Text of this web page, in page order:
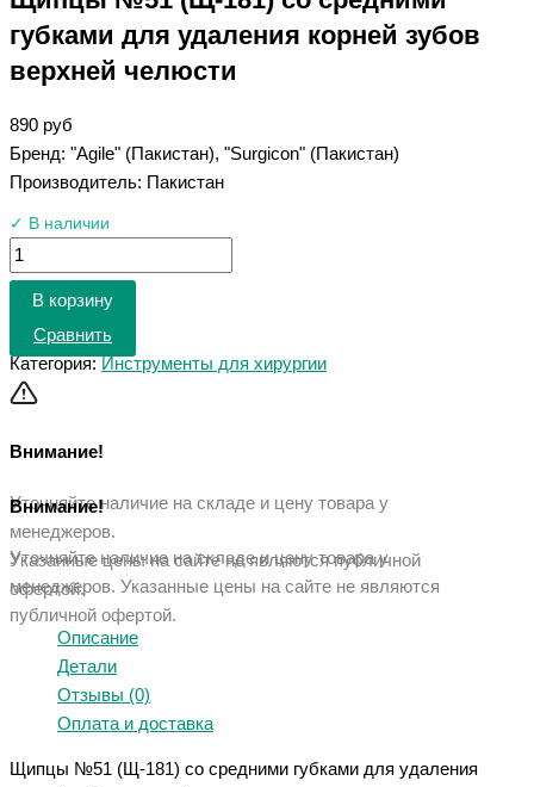
губками для удаления корней зубов
верхней челюсти
890 руб
Бренд: "Agile" (Пакистан), "Surgicon" (Пакистан)
Производитель: Пакистан
✓ В наличии
В корзину
Сравнить
Категория: Инструменты для хирургии
Внимание!
Уточняйте наличие на складе и цену товара у
менеджеров.
Указанные цены на сайте не являются публичной
офертой.
Внимание!
Уточняйте наличие на складе и цену товара у
менеджеров. Указанные цены на сайте не являются
публичной офертой.
Описание
Детали
Отзывы (0)
Оплата и доставка
Щипцы №51 (Щ-181) со средними губками для удаления